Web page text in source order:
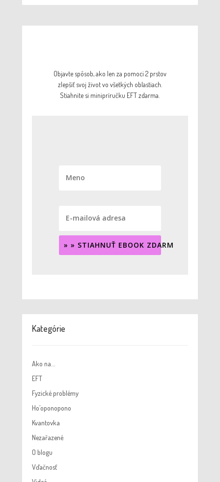
Objavte spôsob, ako len za pomoci 2 prstov
zlepšiť svoj život vo všetkých oblastiach.
Stiahnite si minipríručku EFT zdarma.
» » STIAHNUŤ EBOOK ZDARMA « «
Kategórie
Ako na…
EFT
Fyzické problémy
Ho´oponopono
Kvantovka
Nezařazené
O blogu
Vďačnosť